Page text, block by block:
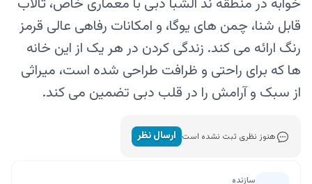
قابل شنا، چمن های یوگا، و امکانات رفاهی عالی قرمز
رنگ ارائه می کند. زندگی کردن در هر یک از این خانه
ها که برای راحتی و ظرافت طراحی شده است، میراثی
از سبک و آرامش را در قلب دبی تضمین می کند.
هنوز نظری ثبت نشده است ارسال نظر
سازنده